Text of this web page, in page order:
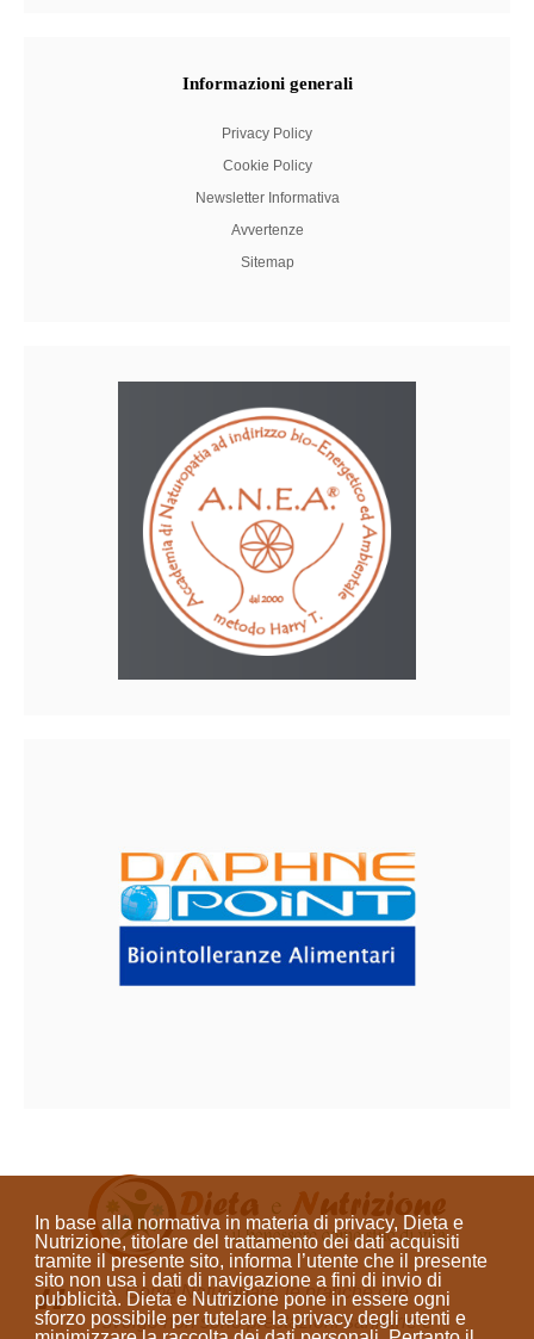
In base alla normativa in materia di privacy, Dieta e
Nutrizione, titolare del trattamento dei dati acquisiti
tramite il presente sito, informa l’utente che il presente
sito non usa i dati di navigazione a fini di invio di
pubblicità. Dieta e Nutrizione pone in essere ogni
sforzo possibile per tutelare la privacy degli utenti e
Informazioni generali
Privacy Policy
Cookie Policy
Newsletter Informativa
Avvertenze
Sitemap
Come Naturopata, le pratiche che
svolgo non sono prestazioni sanitarie e